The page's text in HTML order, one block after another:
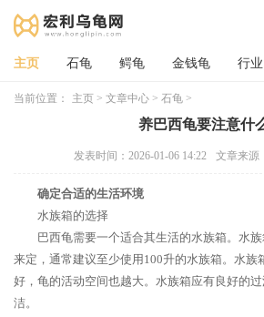
主页 石龟 鳄龟 金钱龟 行
当前位置： 主页 > 文章中心 > 石龟 >
养巴西龟要注意什
发表时间：2026-01-06 14:22 文章来源
确定合适的生活环境
水族箱的选择
巴西龟需要一个适合其生活的水族箱。水
来定，通常建议至少使用100升的水族箱。水族
好，龟的活动空间也越大。水族箱应有良好的
洁。